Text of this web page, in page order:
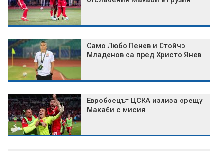
Само Любо Пенев и Стойчо
Младенов са пред Христо Янев
Евробоецът ЦСКА излиза срещу
Макаби с мисия